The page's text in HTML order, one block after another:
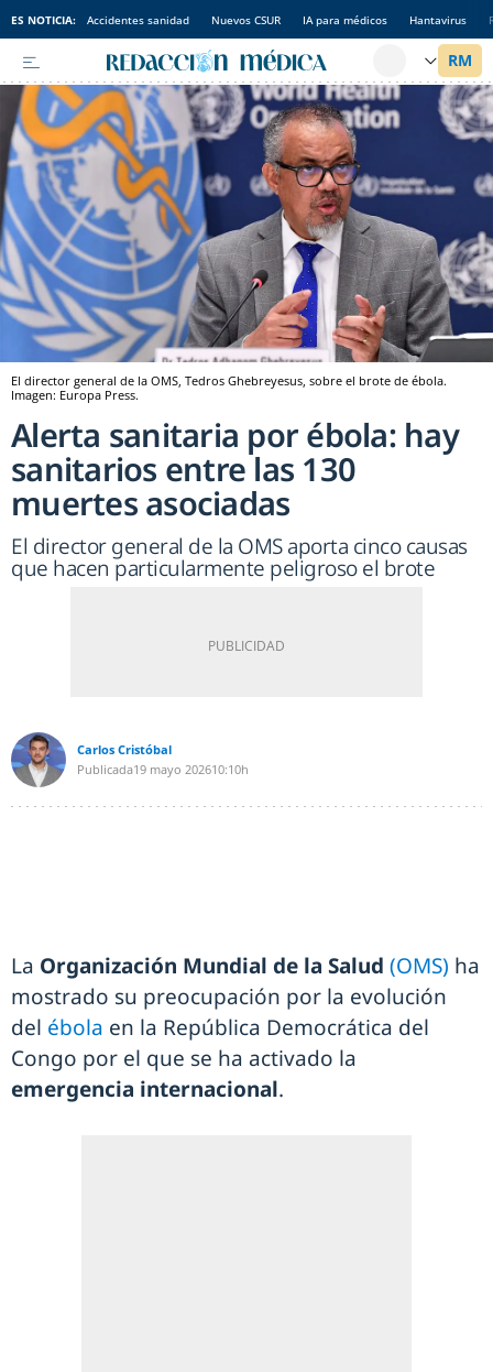
ES NOTICIA: Accidentes sanidad Nuevos CSUR IA para médicos Hantavirus
El director general de la OMS, Tedros Ghebreyesus, sobre el brote de ébola.
Imagen: Europa Press.
Alerta sanitaria por ébola: hay
sanitarios entre las 130
muertes asociadas
El director general de la OMS aporta cinco causas
que hacen particularmente peligroso el brote
Carlos Cristóbal
Publicada19 mayo 202610:10h
La Organización Mundial de la Salud (OMS) ha
mostrado su preocupación por la evolución
del ébola en la República Democrática del
Congo por el que se ha activado la
emergencia internacional.